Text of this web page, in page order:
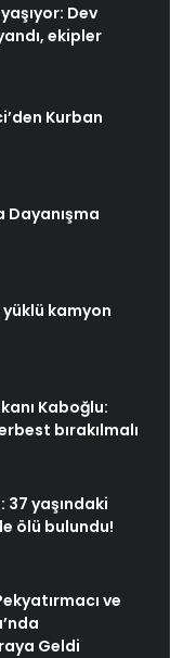
Dev
ekipler
Kurban
Dayanışma
kamyon
Kaboğlu:
bırakılmalı
37 yaşındaki
ölü bulundu!
ve
Geldi